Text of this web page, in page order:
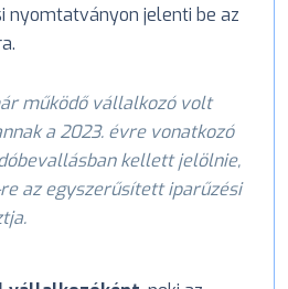
nyomtatványon jelenti be az
működő vállalkozó volt
a 2023. évre vonatkozó
kellett jelölnie,
az egyszerűsített iparűzési